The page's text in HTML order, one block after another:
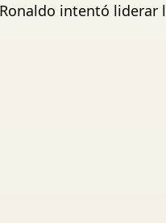
intentó liderar